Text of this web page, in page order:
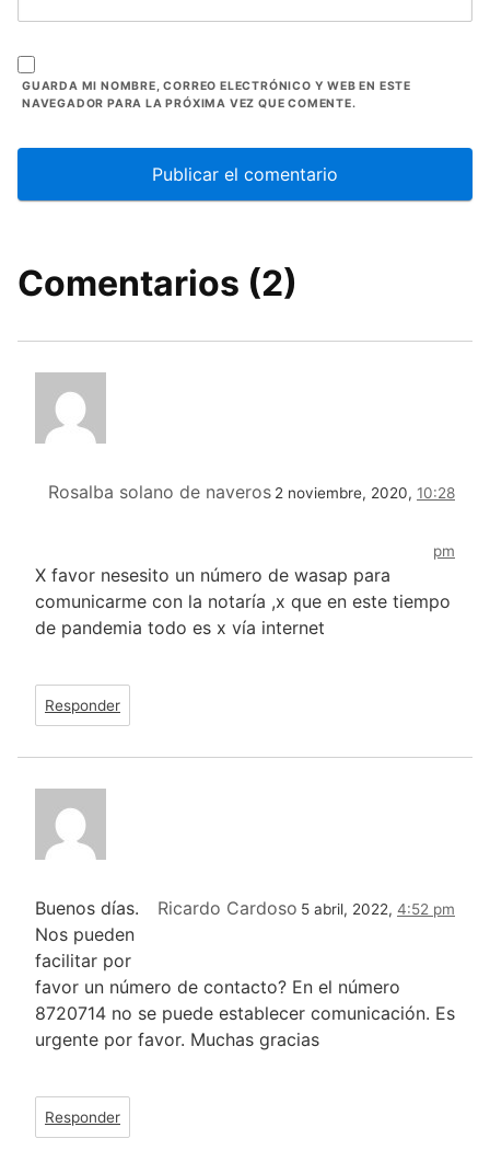
GUARDA MI NOMBRE, CORREO ELECTRÓNICO Y WEB EN ESTE
NAVEGADOR PARA LA PRÓXIMA VEZ QUE COMENTE.
Comentarios (2)
Rosalba solano de naveros 2 noviembre, 2020, 10:28
pm
X favor nesesito un número de wasap para
comunicarme con la notaría ,x que en este tiempo
de pandemia todo es x vía internet
Responder
Ricardo Cardoso 5 abril, 2022, 4:52 pm
Buenos días.
Nos pueden
facilitar por
favor un número de contacto? En el número
8720714 no se puede establecer comunicación. Es
urgente por favor. Muchas gracias
Responder